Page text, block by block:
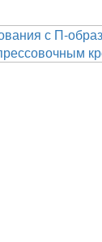
с П-